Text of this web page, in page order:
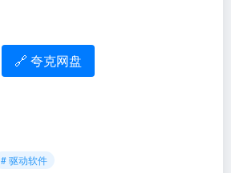
🔗 夸克网盘
# 驱动软件